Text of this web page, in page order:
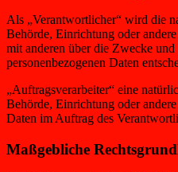
Als „Verantwortlicher“ wird die
Behörde, Einrichtung oder
mit anderen über die Zwecke
personenbezogenen Daten
„Auftragsverarbeiter“ eine
Behörde, Einrichtung oder
Daten im Auftrag des
Maßgebliche